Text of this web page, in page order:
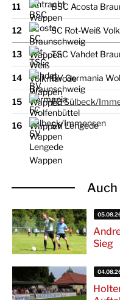
11 BSC Acosta
12 SC Rot-Weiß
13 TSC Vahdet
14 BV Germania
15 FC Sülbeck/
16 SV Lengede
Sieg